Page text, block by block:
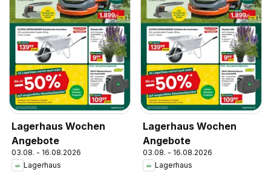
Lagerhaus Wochen
Angebote
03.08. - 16.08.2026
Lagerhaus
Lagerhaus Wochen
Angebote
03.08. - 16.08.2026
Lagerhaus